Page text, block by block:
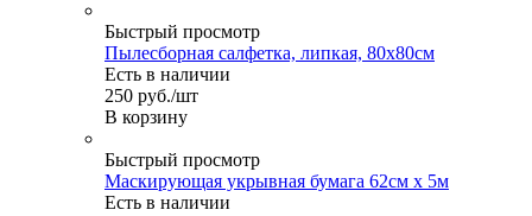
Быстрый просмотр
Пылесборная салфетка, липкая, 80х80см
Есть в наличии
250 руб./шт
В корзину
Быстрый просмотр
Маскирующая укрывная бумага 62см х 5м
Есть в наличии